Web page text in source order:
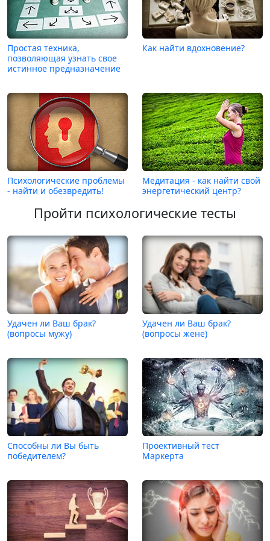
Простая техника,
позволяющая узнать свое
истинное предназначение
Как найти вдохновение?
Психологические проблемы
- найти и обезвредить!
Медитация - как найти свой
энергетический центр?
Пройти психологические тесты
Удачен ли Ваш брак?
(вопросы мужу)
Удачен ли Ваш брак?
(вопросы жене)
Способны ли Вы быть
победителем?
Проективный тест
Маркерта